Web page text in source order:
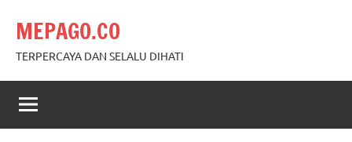
content
MEPAGO.CO
TERPERCAYA DAN SELALU DIHATI